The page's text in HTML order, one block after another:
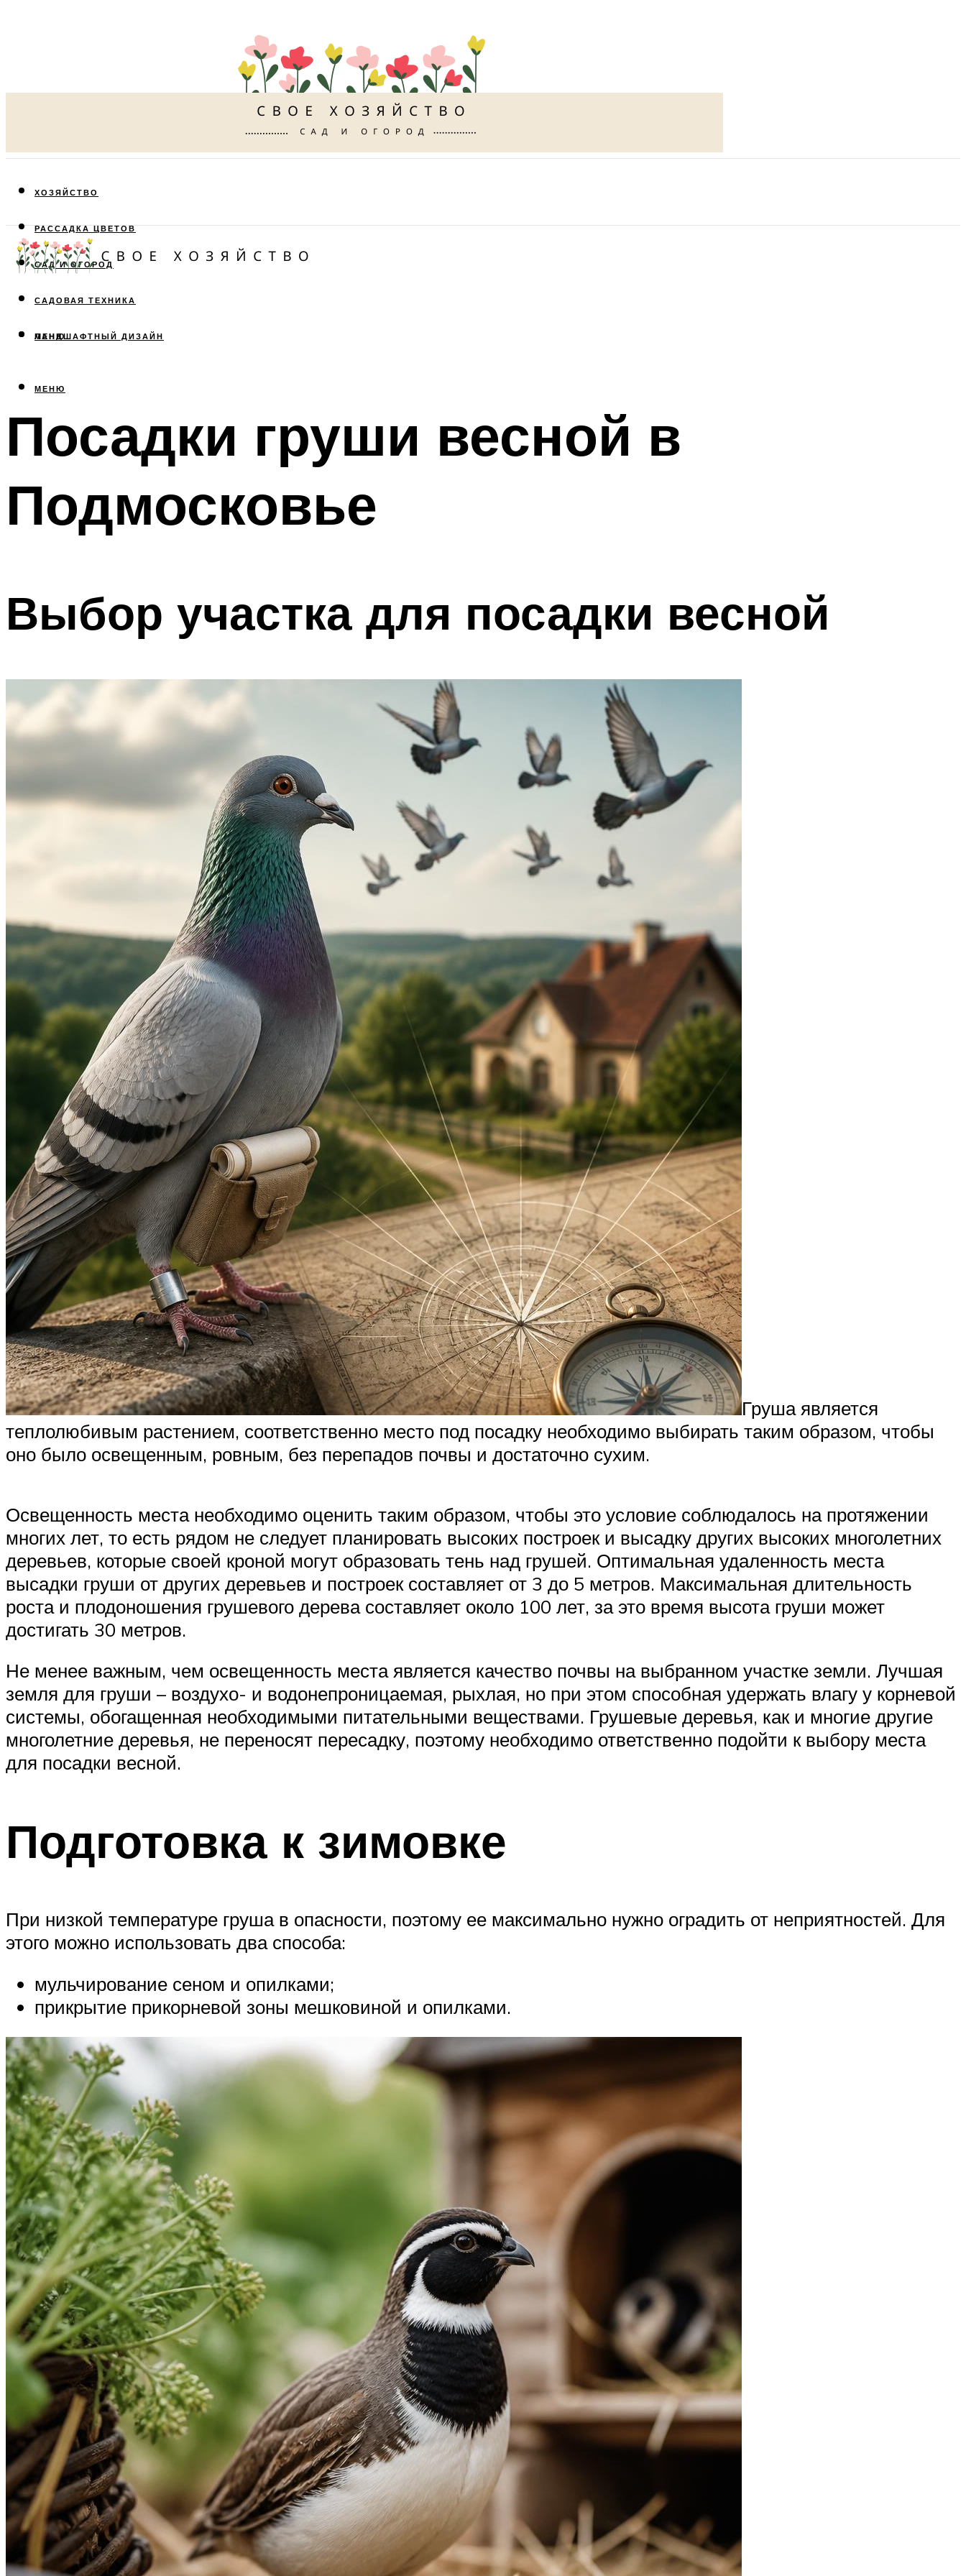
ХОЗЯЙСТВО
РАССАДКА ЦВЕТОВ
САД И ОГОРОД
САДОВАЯ ТЕХНИКА
ЛАНДШАФТНЫЙ ДИЗАЙН
МЕНЮ
МЕНЮ
Посадки груши весной в
Подмосковье
Выбор участка для посадки весной
Груша является
теплолюбивым растением, соответственно место под посадку необходимо выбирать таким образом, чтобы
оно было освещенным, ровным, без перепадов почвы и достаточно сухим.
Освещенность места необходимо оценить таким образом, чтобы это условие соблюдалось на протяжении
многих лет, то есть рядом не следует планировать высоких построек и высадку других высоких многолетних
деревьев, которые своей кроной могут образовать тень над грушей. Оптимальная удаленность места
высадки груши от других деревьев и построек составляет от 3 до 5 метров. Максимальная длительность
роста и плодоношения грушевого дерева составляет около 100 лет, за это время высота груши может
достигать 30 метров.
Не менее важным, чем освещенность места является качество почвы на выбранном участке земли. Лучшая
земля для груши – воздухо- и водонепроницаемая, рыхлая, но при этом способная удержать влагу у корневой
системы, обогащенная необходимыми питательными веществами. Грушевые деревья, как и многие другие
многолетние деревья, не переносят пересадку, поэтому необходимо ответственно подойти к выбору места
для посадки весной.
Подготовка к зимовке
При низкой температуре груша в опасности, поэтому ее максимально нужно оградить от неприятностей. Для
этого можно использовать два способа:
мульчирование сеном и опилками;
прикрытие прикорневой зоны мешковиной и опилками.